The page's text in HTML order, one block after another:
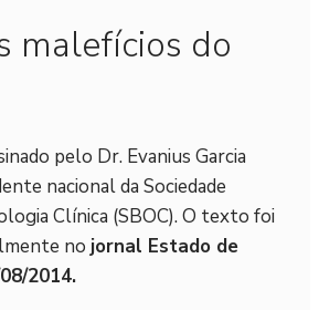
malefícios do
pelo Dr. Evanius Garcia
nacional da Sociedade
Clínica (SBOC). O texto foi
no jornal Estado de
2014.